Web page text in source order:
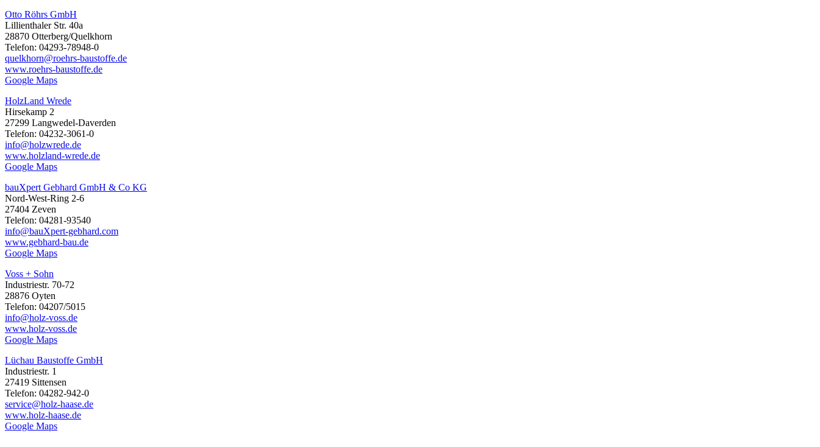
Otto Röhrs GmbH
Lillienthaler Str. 40a
28870 Otterberg/Quelkhorn
Telefon: 04293-78948-0
quelkhorn@roehrs-baustoffe.de
www.roehrs-baustoffe.de
Google Maps
HolzLand Wrede
Hirsekamp 2
27299 Langwedel-Daverden
Telefon: 04232-3061-0
info@holzwrede.de
www.holzland-wrede.de
Google Maps
bauXpert Gebhard GmbH & Co KG
Nord-West-Ring 2-6
27404 Zeven
Telefon: 04281-93540
info@bauXpert-gebhard.com
www.gebhard-bau.de
Google Maps
Voss + Sohn
Industriestr. 70-72
28876 Oyten
Telefon: 04207/5015
info@holz-voss.de
www.holz-voss.de
Google Maps
Lüchau Baustoffe GmbH
Industriestr. 1
27419 Sittensen
Telefon: 04282-942-0
service@holz-haase.de
www.holz-haase.de
Google Maps